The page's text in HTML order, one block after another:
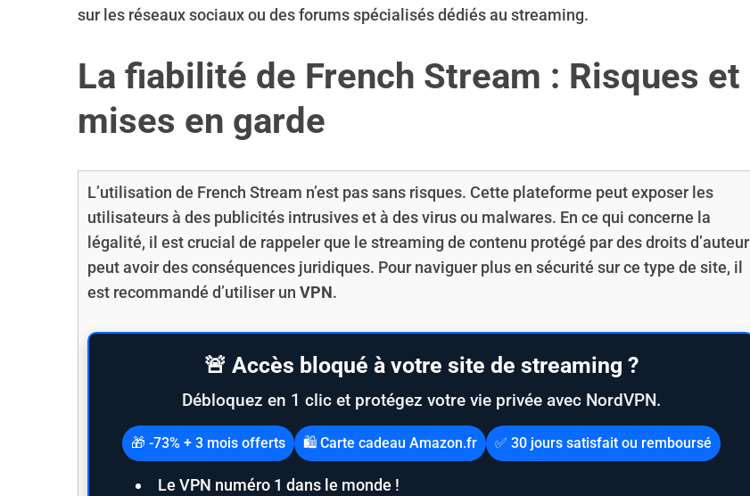
sur les réseaux sociaux ou des forums spécialisés dédiés au streaming.
La fiabilité de French Stream : Risques et
mises en garde
L’utilisation de French Stream n’est pas sans risques. Cette plateforme peut exposer les
utilisateurs à des publicités intrusives et à des virus ou malwares. En ce qui concerne la
légalité, il est crucial de rappeler que le streaming de contenu protégé par des droits d’auteur
peut avoir des conséquences juridiques. Pour naviguer plus en sécurité sur ce type de site, il
est recommandé d’utiliser un VPN.
🚨 Accès bloqué à votre site de streaming ?
Débloquez en 1 clic et protégez votre vie privée avec NordVPN.
🎁 -73% + 3 mois offerts 🛍️ Carte cadeau Amazon.fr ✅ 30 jours satisfait ou remboursé
Le VPN numéro 1 dans le monde !